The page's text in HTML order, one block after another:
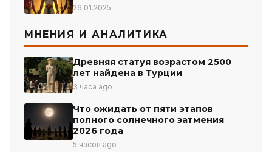
26.01.2025
МНЕНИЯ И АНАЛИТИКА
Древняя статуя возрастом 2500
лет найдена в Турции
3 часа ago
Что ожидать от пяти этапов
полного солнечного затмения
2026 года
5 часов ago